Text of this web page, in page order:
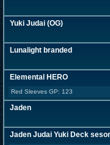
Yuki Judai (OG)
Lunalight branded
Elemental HERO
Red Sleeves GP: 123
Jaden
Jaden Judai Yuki Deck